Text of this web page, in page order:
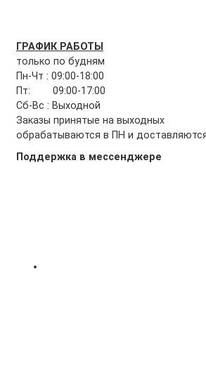
ГРАФИК РАБОТЫ
только по будням
Пн-Чт : 09:00-18:00
Пт: 09:00-17:00
Сб-Вс : Выходной
Заказы принятые на выходных
обрабатываются в ПН и
Поддержка в мессенджере